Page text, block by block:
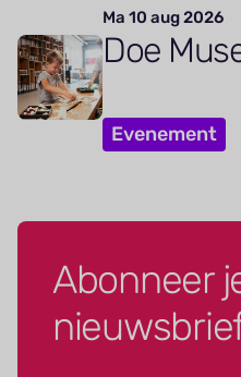
Ma 10 aug 2026
Doe
Evenement
Abonneer